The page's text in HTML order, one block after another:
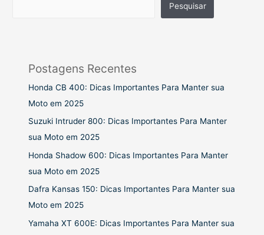
Pesquisar
Postagens Recentes
Honda CB 400: Dicas Importantes Para Manter sua
Moto em 2025
Suzuki Intruder 800: Dicas Importantes Para Manter
sua Moto em 2025
Honda Shadow 600: Dicas Importantes Para Manter
sua Moto em 2025
Dafra Kansas 150: Dicas Importantes Para Manter sua
Moto em 2025
Yamaha XT 600E: Dicas Importantes Para Manter sua